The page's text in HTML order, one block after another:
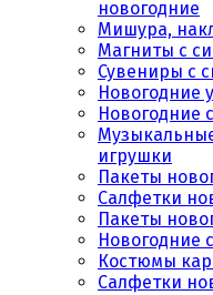
новогодние
Мишура,
Магниты с
Сувениры с
Новогодние
Новогодние
игрушки
Пакеты
Салфетки
Пакеты
Новогодние
Костюмы
Салфетки